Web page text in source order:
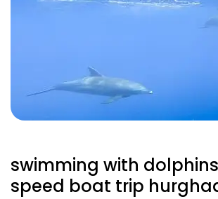
swimming with
speed boat trip